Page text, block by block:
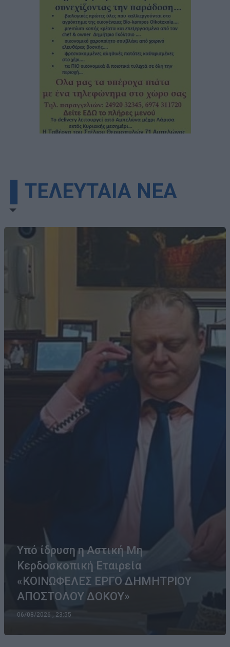
▌ΤΕΛΕΥΤΑΙΑ ΝΕΑ
Υπό ίδρυση η Αστική Μη
Κερδοσκοπική Εταιρεία
«ΚΟΙΝΩΦΕΛΕΣ ΕΡΓΟ ΔΗΜΗΤΡΙΟΥ
ΑΠΟΣΤΟΛΟΥ ΔΟΚΟΥ»
06/08/2026 , 23:55